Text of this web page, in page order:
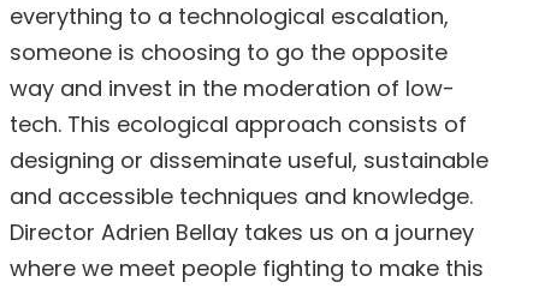
everything to a technological escalation,
someone is choosing to go the opposite
way and invest in the moderation of low-
tech. This ecological approach consists of
designing or disseminate useful, sustainable
and accessible techniques and knowledge.
Director Adrien Bellay takes us on a journey
where we meet people fighting to make this